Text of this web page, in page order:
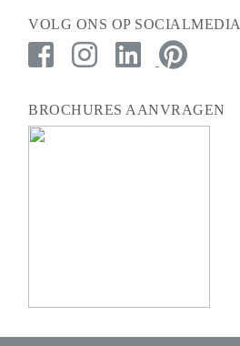
VOLG ONS OP SOCIALMEDIA
BROCHURES AANVRAGEN